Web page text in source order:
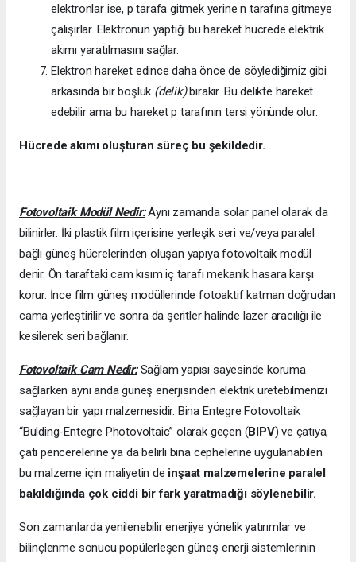
elektronlar ise, p tarafa gitmek yerine n tarafına gitmeye
çalışırlar. Elektronun yaptığı bu hareket hücrede elektrik
akımı yaratılmasını sağlar.
Elektron hareket edince daha önce de söylediğimiz gibi
arkasında bir boşluk (delik)bırakır. Bu delikte hareket
edebilir ama bu hareket p tarafının tersi yönünde olur.
Hücrede akımı oluşturan süreç bu şekildedir.
Fotovoltaik Modül Nedir:Aynı zamanda solar panel olarak da
bilinirler. İki plastik film içerisine yerleşik seri ve/veya paralel
bağlı güneş hücrelerinden oluşan yapıya fotovoltaik modül
denir. Ön taraftaki cam kısım iç tarafı mekanik hasara karşı
korur. İnce film güneş modüllerinde fotoaktif katman doğrudan
cama yerleştirilir ve sonra da şeritler halinde lazer aracılığı ile
kesilerek seri bağlanır.
Fotovoltaik Cam Nedir:Sağlam yapısı sayesinde koruma
sağlarken aynı anda güneş enerjisinden elektrik üretebilmenizi
sağlayan bir yapı malzemesidir. Bina Entegre Fotovoltaik
“Bulding-Entegre Photovoltaic” olarak geçen (BIPV) ve çatıya,
çatı pencerelerine ya da belirli bina cephelerine uygulanabilen
bu malzeme için maliyetin de inşaat malzemelerine paralel
bakıldığında çok ciddi bir fark yaratmadığı söylenebilir.
Son zamanlarda yenilenebilir enerjiye yönelik yatırımlar ve
bilinçlenme sonucu popülerleşen güneş enerji sistemlerinin